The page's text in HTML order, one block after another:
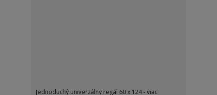
Jednoduchý univerzálny regál 60 x 124 - viac